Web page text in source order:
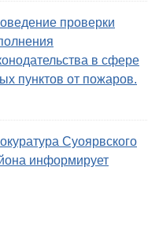
проверки
в сфере
пунктов от пожаров.
Суоярвского
информирует